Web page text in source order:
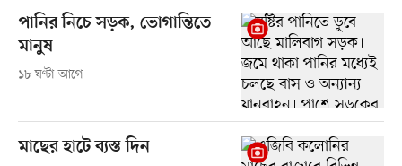
পানির নিচে সড়ক, ভোগান্তিতে
মানুষ
১৮ ঘণ্টা আগে
মাছের হাটে ব্যস্ত দিন